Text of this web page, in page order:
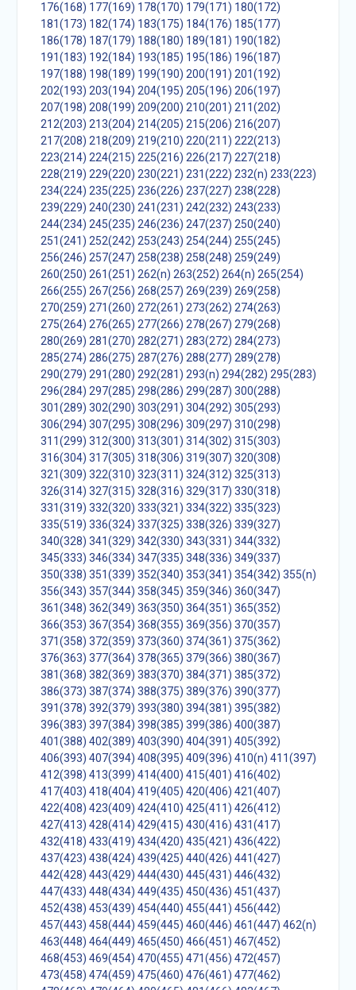
176(168) 177(169) 178(170) 179(171) 180(172)
181(173) 182(174) 183(175) 184(176) 185(177)
186(178) 187(179) 188(180) 189(181) 190(182)
191(183) 192(184) 193(185) 195(186) 196(187)
197(188) 198(189) 199(190) 200(191) 201(192)
202(193) 203(194) 204(195) 205(196) 206(197)
207(198) 208(199) 209(200) 210(201) 211(202)
212(203) 213(204) 214(205) 215(206) 216(207)
217(208) 218(209) 219(210) 220(211) 222(213)
223(214) 224(215) 225(216) 226(217) 227(218)
228(219) 229(220) 230(221) 231(222) 232(n) 233(223)
234(224) 235(225) 236(226) 237(227) 238(228)
239(229) 240(230) 241(231) 242(232) 243(233)
244(234) 245(235) 246(236) 247(237) 250(240)
251(241) 252(242) 253(243) 254(244) 255(245)
256(246) 257(247) 258(238) 258(248) 259(249)
260(250) 261(251) 262(n) 263(252) 264(n) 265(254)
266(255) 267(256) 268(257) 269(239) 269(258)
270(259) 271(260) 272(261) 273(262) 274(263)
275(264) 276(265) 277(266) 278(267) 279(268)
280(269) 281(270) 282(271) 283(272) 284(273)
285(274) 286(275) 287(276) 288(277) 289(278)
290(279) 291(280) 292(281) 293(n) 294(282) 295(283)
296(284) 297(285) 298(286) 299(287) 300(288)
301(289) 302(290) 303(291) 304(292) 305(293)
306(294) 307(295) 308(296) 309(297) 310(298)
311(299) 312(300) 313(301) 314(302) 315(303)
316(304) 317(305) 318(306) 319(307) 320(308)
321(309) 322(310) 323(311) 324(312) 325(313)
326(314) 327(315) 328(316) 329(317) 330(318)
331(319) 332(320) 333(321) 334(322) 335(323)
335(519) 336(324) 337(325) 338(326) 339(327)
340(328) 341(329) 342(330) 343(331) 344(332)
345(333) 346(334) 347(335) 348(336) 349(337)
350(338) 351(339) 352(340) 353(341) 354(342) 355(n)
356(343) 357(344) 358(345) 359(346) 360(347)
361(348) 362(349) 363(350) 364(351) 365(352)
366(353) 367(354) 368(355) 369(356) 370(357)
371(358) 372(359) 373(360) 374(361) 375(362)
376(363) 377(364) 378(365) 379(366) 380(367)
381(368) 382(369) 383(370) 384(371) 385(372)
386(373) 387(374) 388(375) 389(376) 390(377)
391(378) 392(379) 393(380) 394(381) 395(382)
396(383) 397(384) 398(385) 399(386) 400(387)
401(388) 402(389) 403(390) 404(391) 405(392)
406(393) 407(394) 408(395) 409(396) 410(n) 411(397)
412(398) 413(399) 414(400) 415(401) 416(402)
417(403) 418(404) 419(405) 420(406) 421(407)
422(408) 423(409) 424(410) 425(411) 426(412)
427(413) 428(414) 429(415) 430(416) 431(417)
432(418) 433(419) 434(420) 435(421) 436(422)
437(423) 438(424) 439(425) 440(426) 441(427)
442(428) 443(429) 444(430) 445(431) 446(432)
447(433) 448(434) 449(435) 450(436) 451(437)
452(438) 453(439) 454(440) 455(441) 456(442)
457(443) 458(444) 459(445) 460(446) 461(447) 462(n)
463(448) 464(449) 465(450) 466(451) 467(452)
468(453) 469(454) 470(455) 471(456) 472(457)
473(458) 474(459) 475(460) 476(461) 477(462)